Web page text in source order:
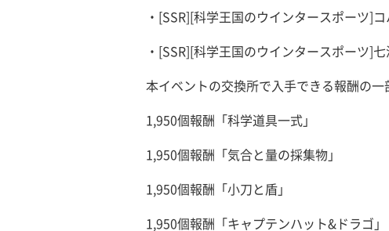
・[SSR][科学王国のウインタースポーツ]コ
・[SSR][科学王国のウインタースポーツ]七
本イベントの交換所で入手できる報酬の一
1,950個報酬「科学道具一式」
1,950個報酬「気合と量の採集物」
1,950個報酬「小刀と盾」
1,950個報酬「キャプテンハット&ドラゴ」